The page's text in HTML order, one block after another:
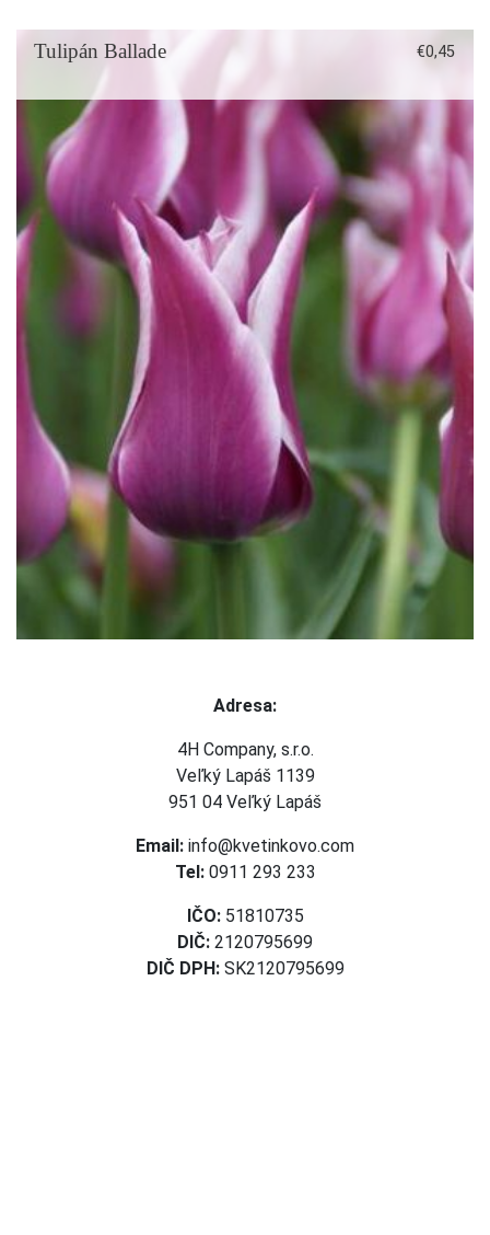
Tulipán Ballade €0,45
Adresa:
4H Company, s.r.o.
Veľký Lapáš 1139
951 04 Veľký Lapáš
Email: info@kvetinkovo.com
Tel: 0911 293 233
IČO: 51810735
DIČ: 2120795699
DIČ DPH: SK2120795699